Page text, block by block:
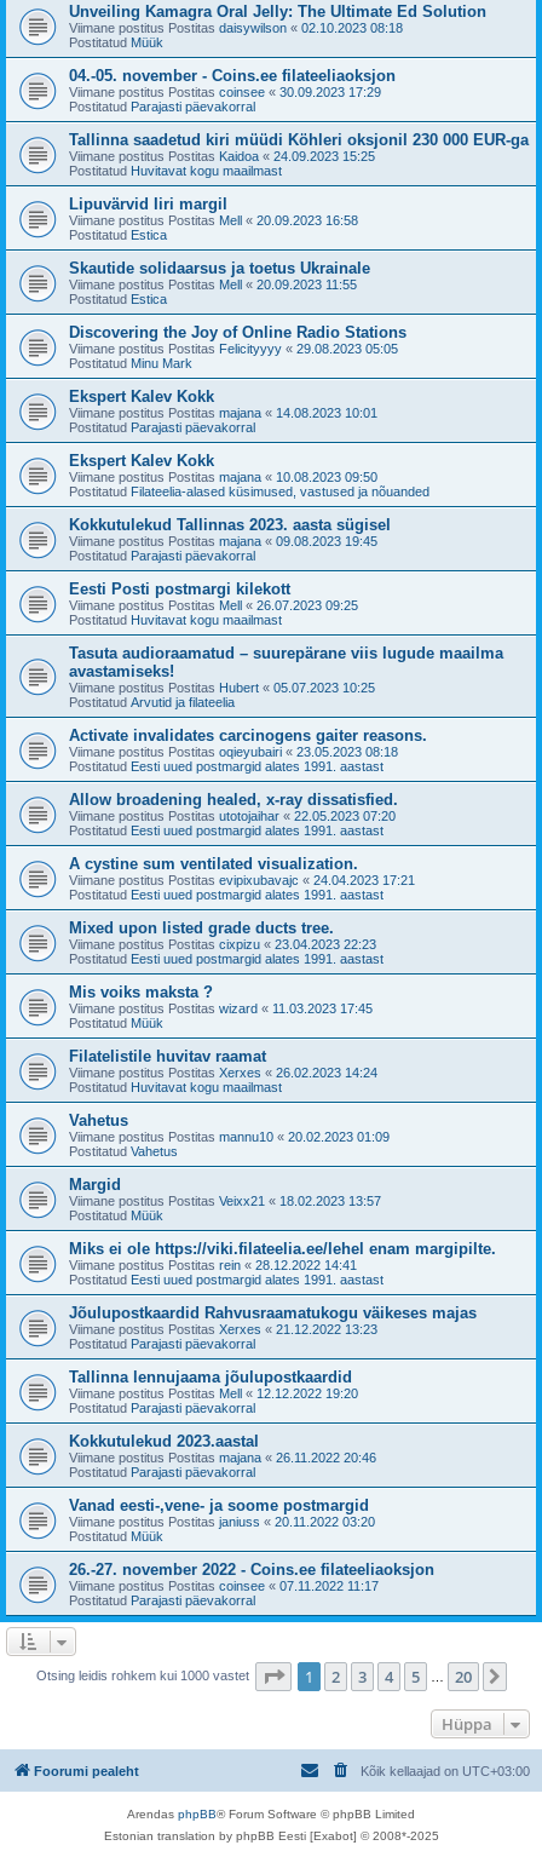
Unveiling Kamagra Oral Jelly: The Ultimate Ed Solution
Viimane postitus Postitas daisywilson « 02.10.2023 08:18
Postitatud Müük
04.-05. november - Coins.ee filateeliaoksjon
Viimane postitus Postitas coinsee « 30.09.2023 17:29
Postitatud Parajasti päevakorral
Tallinna saadetud kiri müüdi Köhleri oksjonil 230 000 EUR-ga
Viimane postitus Postitas Kaidoa « 24.09.2023 15:25
Postitatud Huvitavat kogu maailmast
Lipuvärvid Iiri margil
Viimane postitus Postitas Mell « 20.09.2023 16:58
Postitatud Estica
Skautide solidaarsus ja toetus Ukrainale
Viimane postitus Postitas Mell « 20.09.2023 11:55
Postitatud Estica
Discovering the Joy of Online Radio Stations
Viimane postitus Postitas Felicityyyy « 29.08.2023 05:05
Postitatud Minu Mark
Ekspert Kalev Kokk
Viimane postitus Postitas majana « 14.08.2023 10:01
Postitatud Parajasti päevakorral
Ekspert Kalev Kokk
Viimane postitus Postitas majana « 10.08.2023 09:50
Postitatud Filateelia-alased küsimused, vastused ja nõuanded
Kokkutulekud Tallinnas 2023. aasta sügisel
Viimane postitus Postitas majana « 09.08.2023 19:45
Postitatud Parajasti päevakorral
Eesti Posti postmargi kilekott
Viimane postitus Postitas Mell « 26.07.2023 09:25
Postitatud Huvitavat kogu maailmast
Tasuta audioraamatud – suurepärane viis lugude maailma
avastamiseks!
Viimane postitus Postitas Hubert « 05.07.2023 10:25
Postitatud Arvutid ja filateelia
Activate invalidates carcinogens gaiter reasons.
Viimane postitus Postitas oqieyubairi « 23.05.2023 08:18
Postitatud Eesti uued postmargid alates 1991. aastast
Allow broadening healed, x-ray dissatisfied.
Viimane postitus Postitas utotojaihar « 22.05.2023 07:20
Postitatud Eesti uued postmargid alates 1991. aastast
A cystine sum ventilated visualization.
Viimane postitus Postitas evipixubavajc « 24.04.2023 17:21
Postitatud Eesti uued postmargid alates 1991. aastast
Mixed upon listed grade ducts tree.
Viimane postitus Postitas cixpizu « 23.04.2023 22:23
Postitatud Eesti uued postmargid alates 1991. aastast
Mis voiks maksta ?
Viimane postitus Postitas wizard « 11.03.2023 17:45
Postitatud Müük
Filatelistile huvitav raamat
Viimane postitus Postitas Xerxes « 26.02.2023 14:24
Postitatud Huvitavat kogu maailmast
Vahetus
Viimane postitus Postitas mannu10 « 20.02.2023 01:09
Postitatud Vahetus
Margid
Viimane postitus Postitas Veixx21 « 18.02.2023 13:57
Postitatud Müük
Miks ei ole https://viki.filateelia.ee/lehel enam margipilte.
Viimane postitus Postitas rein « 28.12.2022 14:41
Postitatud Eesti uued postmargid alates 1991. aastast
Jõulupostkaardid Rahvusraamatukogu väikeses majas
Viimane postitus Postitas Xerxes « 21.12.2022 13:23
Postitatud Parajasti päevakorral
Tallinna lennujaama jõulupostkaardid
Viimane postitus Postitas Mell « 12.12.2022 19:20
Postitatud Parajasti päevakorral
Kokkutulekud 2023.aastal
Viimane postitus Postitas majana « 26.11.2022 20:46
Postitatud Parajasti päevakorral
Vanad eesti-,vene- ja soome postmargid
Viimane postitus Postitas janiuss « 20.11.2022 03:20
Postitatud Müük
26.-27. november 2022 - Coins.ee filateeliaoksjon
Viimane postitus Postitas coinsee « 07.11.2022 11:17
Postitatud Parajasti päevakorral
Otsing leidis rohkem kui 1000 vastet 1 . leht20 -st
1 2 3 4 5 20
Hüppa
Foorumi pealeht Kõik kellaajad on UTC+03:00
Arendas phpBB® Forum Software © phpBB Limited
Estonian translation by phpBB Eesti [Exabot] © 2008*-2025